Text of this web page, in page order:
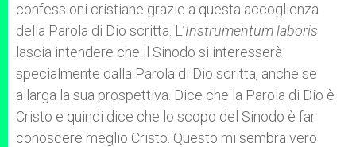
confessioni cristiane grazie a questa accoglienza
della Parola di Dio scritta. L’Instrumentum laboris
lascia intendere che il Sinodo si interesserà
specialmente dalla Parola di Dio scritta, anche se
allarga la sua prospettiva. Dice che la Parola di Dio è
Cristo e quindi dice che lo scopo del Sinodo è far
conoscere meglio Cristo. Questo mi sembra vero